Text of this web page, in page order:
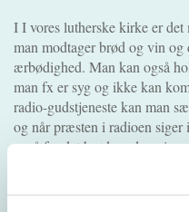
I I vores lutherske kirke er
man modtager brød og vin
ærbødighed. Man kan også
man fx er syg og ikke kan
radio-gudstjeneste kan man
og når præsten i radioen siger
også for det brød og den vin